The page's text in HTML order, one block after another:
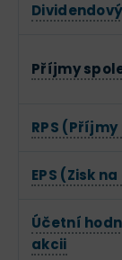
Příjmy
RPS
EPS (Zisk
Účetní
akcii